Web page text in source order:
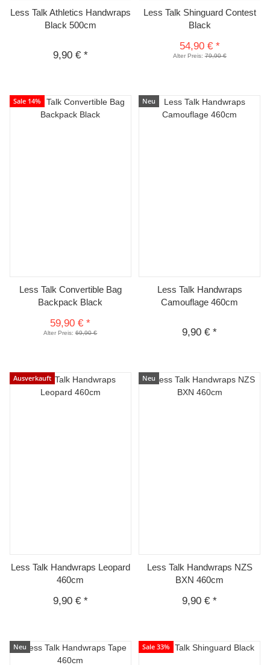
Less Talk Athletics Handwraps
Black 500cm
9,90 € *
Less Talk Shinguard Contest
Black
54,90 € *
Alter Preis:79,90 €
Sale 14%
Less Talk Convertible Bag
Backpack Black
59,90 €*
Alter Preis:69,90 €
Neu
Less Talk Handwraps
Camouflage 460cm
9,90 €*
Ausverkauft
Less Talk Handwraps Leopard
460cm
9,90 € *
Neu
Less Talk Handwraps NZS
BXN 460cm
9,90 €*
Neu Sale 33%